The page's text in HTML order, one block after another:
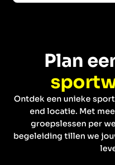
Plan
Ontdek een unieke
end locatie. Met
groepslessen per
begeleiding tillen we